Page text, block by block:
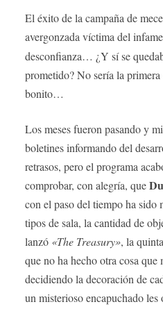
El éxito de la campaña de
avergonzada víctima del infame
desconfianza… ¿Y sí se
prometido? No sería la
bonito…
Los meses fueron pasando y
boletines informando del
retrasos, pero el programa
comprobar, con alegría, que
con el paso del tiempo ha sido
tipos de sala, la cantidad de
lanzó «The Treasury», la
que no ha hecho otra cosa que
decidiendo la decoración de
un misterioso encapuchado